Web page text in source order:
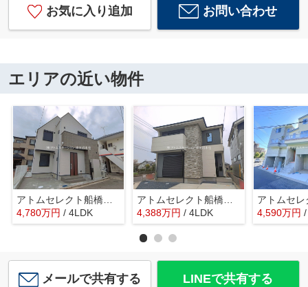
お気に入り追加 お問い合わせ
エリアの近い物件
4,780万円 / 4LDK
4,388万円 / 4LDK 4,590万円
メールで共有する LINEで共有する